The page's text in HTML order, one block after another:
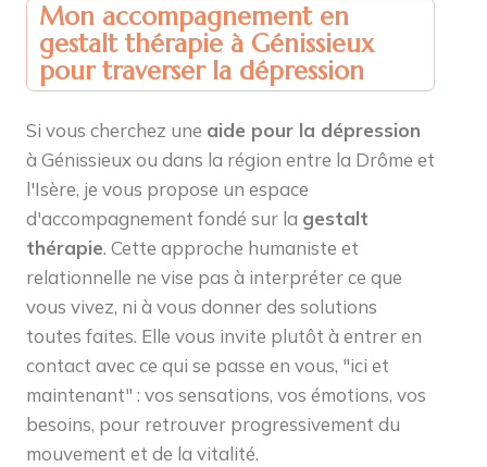
Mon accompagnement en
gestalt thérapie à Génissieux
pour traverser la dépression
Si vous cherchez une aide pour la dépression
à Génissieux ou dans la région entre la Drôme et
l'Isère, je vous propose un espace
d'accompagnement fondé sur la gestalt
thérapie. Cette approche humaniste et
relationnelle ne vise pas à interpréter ce que
vous vivez, ni à vous donner des solutions
toutes faites. Elle vous invite plutôt à entrer en
contact avec ce qui se passe en vous, "ici et
maintenant" : vos sensations, vos émotions, vos
besoins, pour retrouver progressivement du
mouvement et de la vitalité.